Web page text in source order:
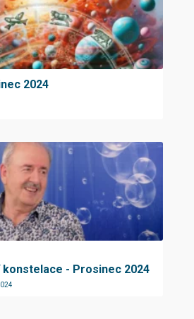
2024
konstelace - Prosinec 2024